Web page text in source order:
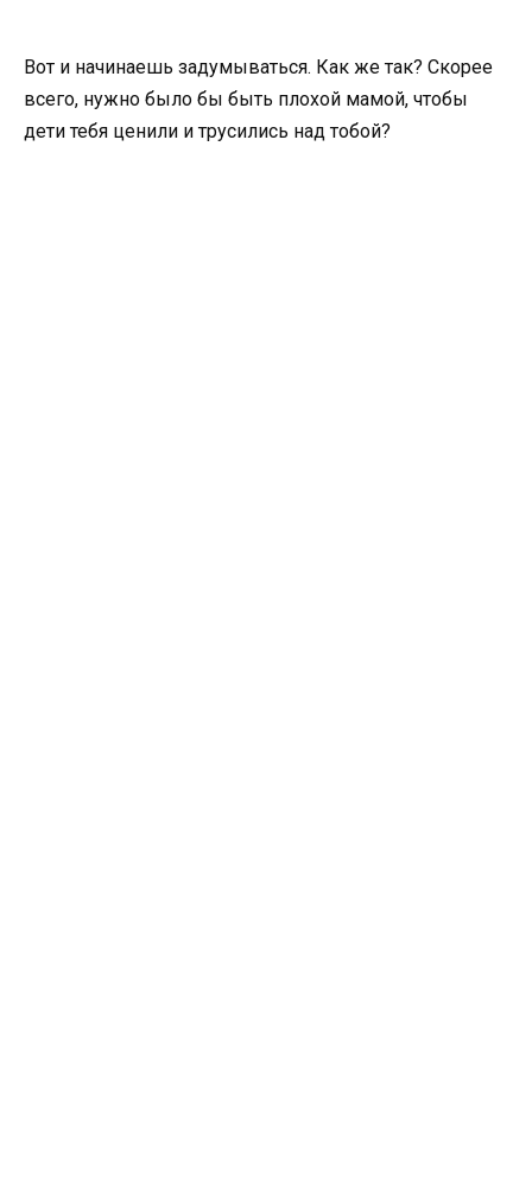
Вот и начинаешь задумываться. Как же так? Скорее
всего, нужно было бы быть плохой мамой, чтобы
дети тебя ценили и трусились над тобой?